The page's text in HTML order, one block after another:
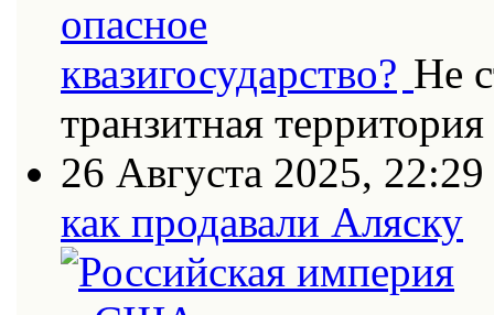
Не
транзитная территория
26 Августа 2025, 22:29
как продавали Аляску